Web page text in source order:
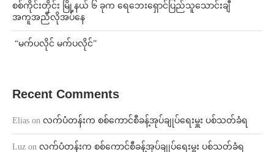
စစ်ကိုင်းတိုင်း မြို့နယ် ၆ ခုက ရေဘေးရှောင်ပြည်သူသောင်းချီ
အကူအညီလိုအပ်နေ
⁨ ⁨“မက်ပလိုင် မက်ပလိုင်”
Recent Comments
Elias on လက်ပံတန်းက စစ်ကောင်စီခန့်အုပ်ချုပ်ရေးမှူး ပစ်သတ်ခံရ
Luz on လက်ပံတန်းက စစ်ကောင်စီခန့်အုပ်ချုပ်ရေးမှူး ပစ်သတ်ခံရ